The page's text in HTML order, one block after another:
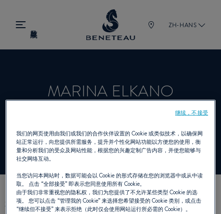
ZH-HANS
MARINA ELKANO
经销商 帆船, 舷内机, 舷外机 为 BENETEAU
我们的联络方式
我们的网页使用由我们或我们的合作伙伴设置的 Cookie 或类似技术，以确保网
站正常运行，向您提供所需服务，提升并个性化网站功能以方便您的使用，衡
量和分析我们的受众及网站性能，根据您的兴趣定制广告内容，并使您能够与
社交网络互动。
当您访问本网站时，数据可能会以 Cookie 的形式存储在您的浏览器中或从中读
取。 点击 “全部接受”即表示您同意使用所有 Cookie。
由于我们非常重视您的隐私权，我们为您提供了不允许某些类型 Cookie 的选
项。 您可以点击 “管理我的 Cookie”来选择您希望接受的 Cookie 类别，或点击
“继续但不接受”来表示拒绝（此时仅会使用网站运行所必需的 Cookie）。
继续，不接受